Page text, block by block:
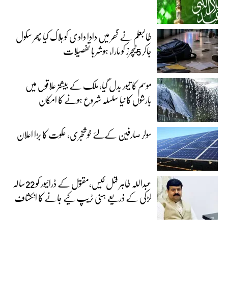
طالبعلم نے گھر میں دادا دادی کو ہلاک کیا پھر سکول
جاکر 5ٹیچرز کو مارا، ہوشربا تفصیلات
موسم کا تیور بدل گیا، ملک کے بیشتر علاقوں میں
بارشوں کا نیا سلسلہ شروع ہونے کا امکان
سولر صارفین کےلئے خوشخبری، حکوت کا بڑا اعلان
عبداللہ طاہر قتل کیس،مقتول کے ڈرائیور کو 22سالہ
لڑکی کے ذریعے ہنی ٹریپ کیے جانے کا انکشاف